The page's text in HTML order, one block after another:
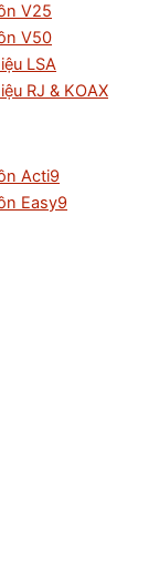
V25
V50
LSA
RJ & KOAX
Acti9
Easy9